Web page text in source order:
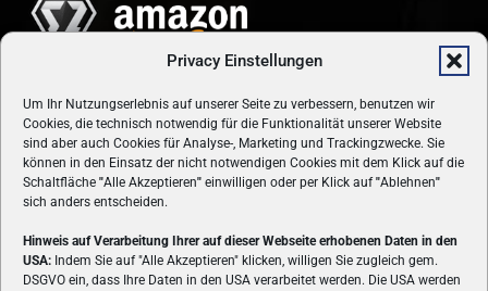
Privacy Einstellungen
Um Ihr Nutzungserlebnis auf unserer Seite zu verbessern, benutzen wir
Cookies, die technisch notwendig für die Funktionalität unserer Website
sind aber auch Cookies für Analyse-, Marketing und Trackingzwecke. Sie
können in den Einsatz der nicht notwendigen Cookies mit dem Klick auf die
Schaltfläche "Alle Akzeptieren" einwilligen oder per Klick auf"Ablehnen"
sich anders entscheiden.
Hinweis auf Verarbeitung Ihrer auf dieser Webseite erhobenen Daten in den
USA: Indem Sie auf "Alle Akzeptieren" klicken, willigen Sie zugleich gem.
DSGVO ein, dass Ihre Daten in den USA verarbeitet werden. Die USA werden
ÜBER UNS